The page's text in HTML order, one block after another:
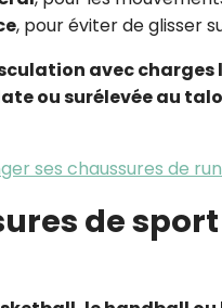
, pour éviter de glisser
avec charges
ou surélevée au
ses chaussures de
de